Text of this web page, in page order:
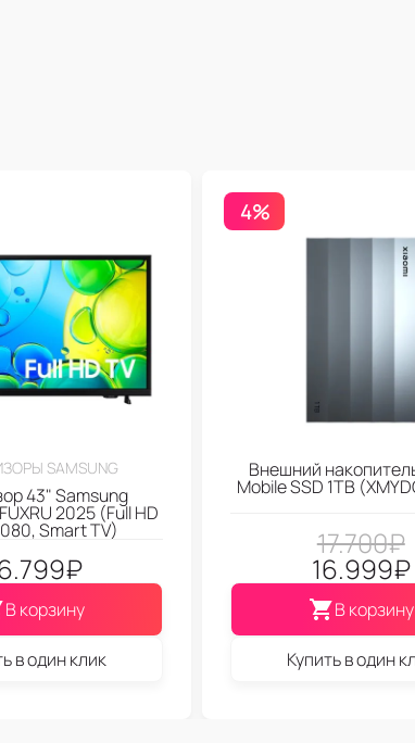
SAMSUNG
43" Samsung
2025 (Full HD
Smart TV)
₽
В корзину
в один клик
4%
Внешний
Mobile SSD 1TB
17.700₽
16.999₽
В корзину
Купить в один